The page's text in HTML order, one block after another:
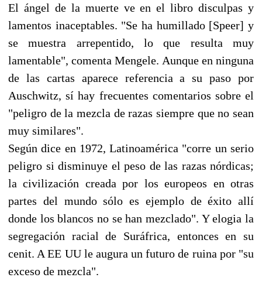
El ángel de la muerte ve en el libro disculpas y
lamentos inaceptables. "Se ha humillado [Speer] y
se muestra arrepentido, lo que resulta muy
lamentable", comenta Mengele. Aunque en ninguna
de las cartas aparece referencia a su paso por
Auschwitz, sí hay frecuentes comentarios sobre el
"peligro de la mezcla de razas siempre que no sean
muy similares".
Según dice en 1972, Latinoamérica "corre un serio
peligro si disminuye el peso de las razas nórdicas;
la civilización creada por los europeos en otras
partes del mundo sólo es ejemplo de éxito allí
donde los blancos no se han mezclado". Y elogia la
segregación racial de Suráfrica, entonces en su
cenit. A EE UU le augura un futuro de ruina por "su
exceso de mezcla".